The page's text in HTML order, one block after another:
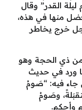
القدر” وقال
منها في هذه،
رجل خرج يخاطر
من ذي الحجة وهو
ورد في حديث
جاء فيه: “صَومُ
وصَومُ
وأحكم.